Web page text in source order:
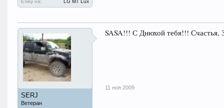
Езжу на:
LG MT Lux
SERJ
Ветеран
SASA!!! С Днюхой тебя!!! Счастья,
11 ноя 2009